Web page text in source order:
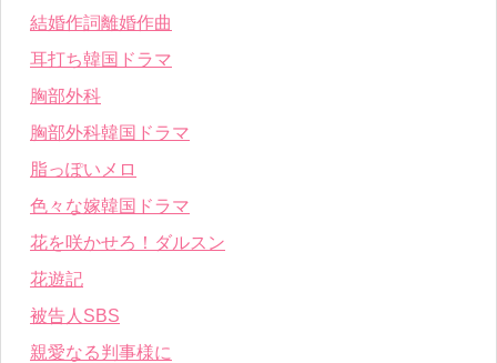
結婚作詞離婚作曲
耳打ち韓国ドラマ
胸部外科
胸部外科韓国ドラマ
脂っぽいメロ
色々な嫁韓国ドラマ
花を咲かせろ！ダルスン
花遊記
被告人SBS
親愛なる判事様に